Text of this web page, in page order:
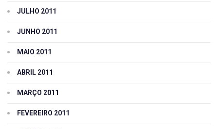
JULHO 2011
JUNHO 2011
MAIO 2011
ABRIL 2011
MARÇO 2011
FEVEREIRO 2011